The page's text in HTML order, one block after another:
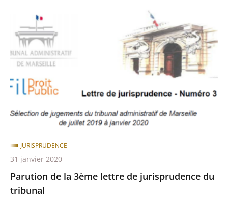
3ème
lettre
de
jurisprudence
du
tribunal
Parution de la 3ème lettre de jurisprudence du
tribunal
JURISPRUDENCE
31 janvier 2020